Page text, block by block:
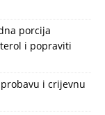
porcija
i popraviti
probavu i crijevnu